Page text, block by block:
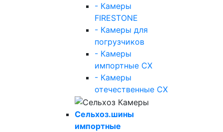
- Камеры
FIRESTONE
- Камеры для
погрузчиков
- Камеры
импортные СХ
- Камеры
отечественные СХ
Сельхоз.шины
импортные